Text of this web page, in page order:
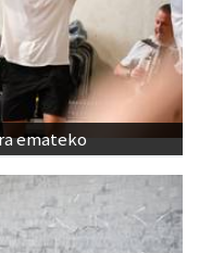
emateko